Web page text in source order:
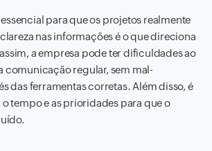
para que os projetos realmente
nas informações é o que direciona
a empresa pode ter dificuldades ao
comunicação regular, sem mal-
das ferramentas corretas. Além disso, é
tempo e as prioridades para que o